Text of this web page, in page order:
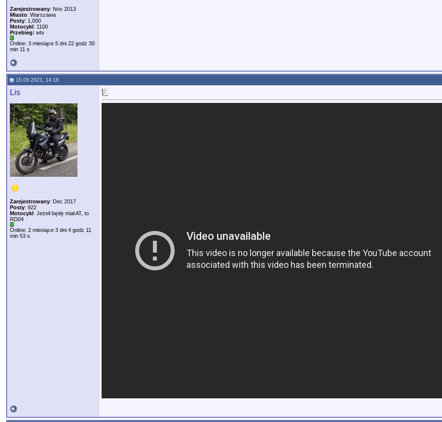
Zarejestrowany: Nov 2013
Miasto: Warszawa
Posty: 1,000
Motocykl: 1100
Przebieg: wtv
Online: 3 miesiące 5 dni 22 godz 30
min 11 s
15.09.2021, 14:18
Lis
Zarejestrowany: Dec 2017
Posty: 922
Motocykl: Jeżeli będę miał AT, to
RD04
Online: 2 miesiące 3 dni 4 godz 11
min 53 s